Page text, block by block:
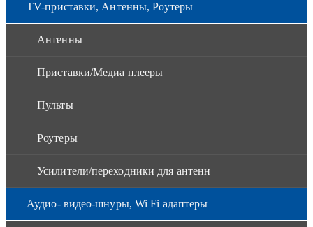
TV-приставки, Антенны, Роутеры
Антенны
Приставки/Медиа плееры
Пульты
Роутеры
Усилители/переходники для антенн
Аудио- видео-шнуры, Wi Fi адаптеры